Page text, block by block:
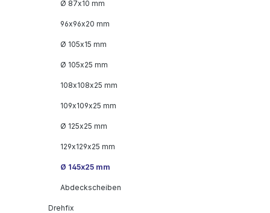
Ø 87x10 mm
96x96x20 mm
Ø 105x15 mm
Ø 105x25 mm
108x108x25 mm
109x109x25 mm
Ø 125x25 mm
129x129x25 mm
Ø 145x25 mm
Abdeckscheiben
Drehfix